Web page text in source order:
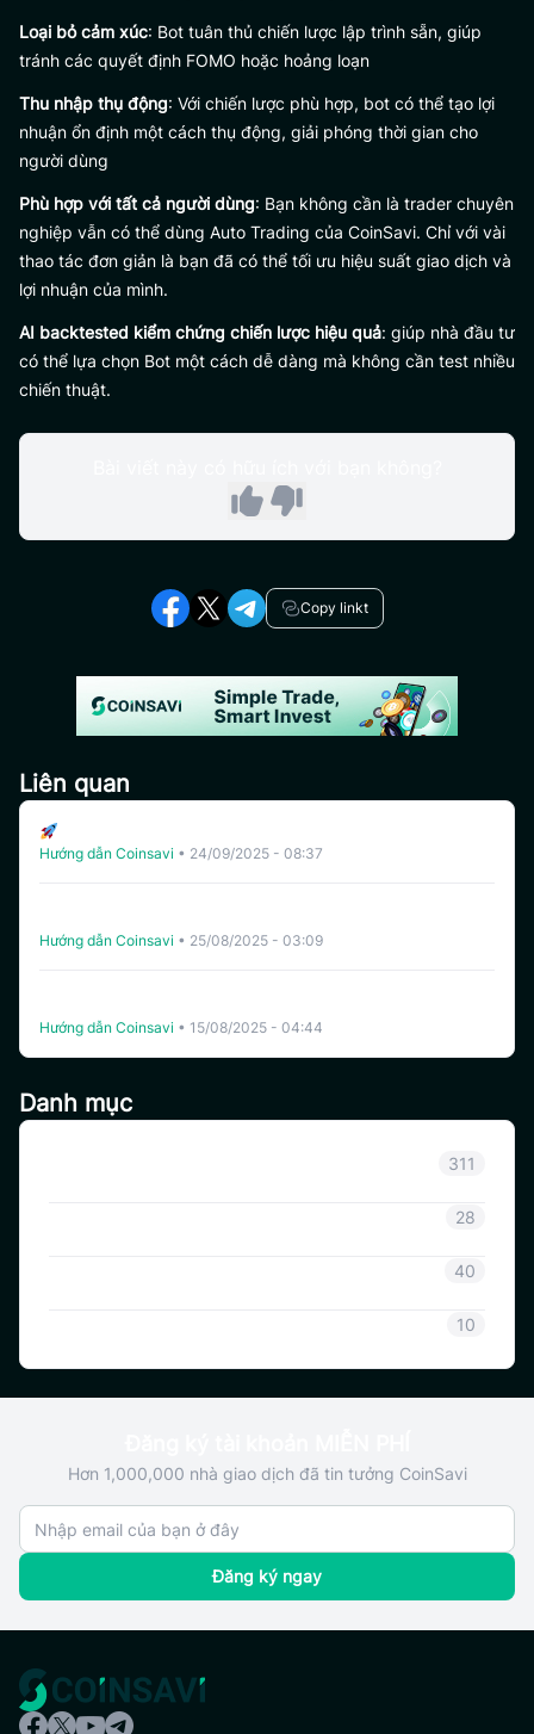
Danh mục
311
28
40
10
Loại bỏ cảm xúc: Bot tuân thủ chiến lược lập trình sẵn, giúp
tránh các quyết định FOMO hoặc hoảng loạn
Thu nhập thụ động: Với chiến lược phù hợp, bot có thể tạo lợi
nhuận ổn định một cách thụ động, giải phóng thời gian cho
người dùng
Phù hợp với tất cả người dùng: Bạn không cần là trader chuyên
nghiệp vẫn có thể dùng Auto Trading của CoinSavi. Chỉ với vài
thao tác đơn giản là bạn đã có thể tối ưu hiệu suất giao dịch và
lợi nhuận của mình.
AI backtested kiểm chứng chiến lược hiệu quả: giúp nhà đầu tư
có thể lựa chọn Bot một cách dễ dàng mà không cần test nhiều
chiến thuật.
Copy linkt
Liên quan
Hướng dẫn Coinsavi • 24/09/2025 - 08:37
Hướng dẫn Coinsavi • 25/08/2025 - 03:09
Hướng dẫn Coinsavi • 15/08/2025 - 04:44
Hơn 1,000,000 nhà giao dịch đã tin tưởng CoinSavi
Đăng ký ngay